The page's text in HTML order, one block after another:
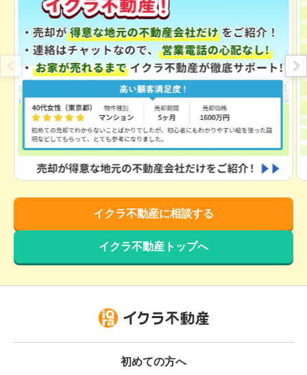
イクラ不動産に相談する
イクラ不動産トップへ
初めての方へ